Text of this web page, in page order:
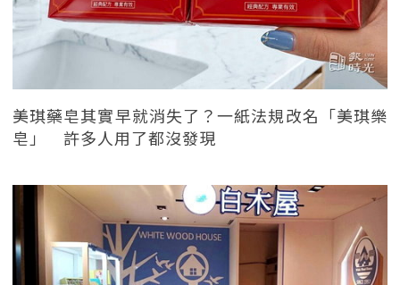
美琪藥皂其實早就消失了？一紙法規改名「美琪樂
皂」 許多人用了都沒發現